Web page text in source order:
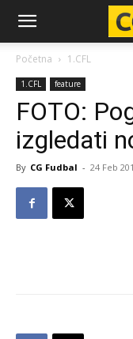
CG-
Fudbal
Početna 1.CFL
1.CFL feature
FOTO:
izgledati
By CG Fudbal - 24 Feb